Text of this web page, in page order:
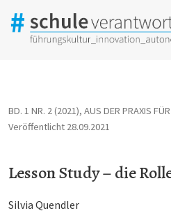
BD. 1 NR. 2 (2021), AUS DER PRAXIS
Lesson Study – die
Veröffentlicht 28.09.2021
Silvia Quendler